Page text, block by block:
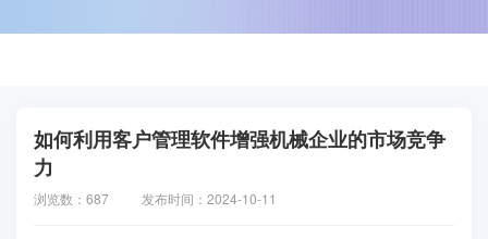
如何利用客户管理软件增强机械企业的市场竞争
力
浏览数：687 发布时间：2024-10-11